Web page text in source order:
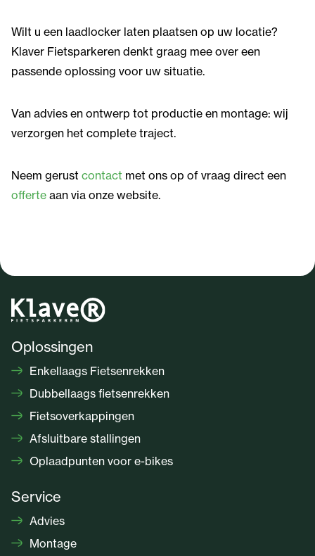
Wilt u een laadlocker laten plaatsen op uw locatie?
Klaver Fietsparkeren denkt graag mee over een
passende oplossing voor uw situatie.
Van advies en ontwerp tot productie en montage: wij
verzorgen het complete traject.
Neem gerust contact met ons op of vraag direct een
offerte aan via onze website.
Oplossingen
Enkellaags Fietsenrekken
Dubbellaags fietsenrekken
Fietsoverkappingen
Afsluitbare stallingen
Oplaadpunten voor e-bikes
Service
Advies
Montage